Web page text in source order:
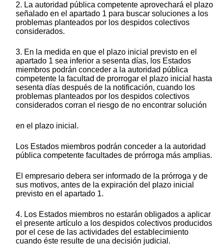
2. La autoridad pública competente aprovechará el plazo
señalado en el apartado 1 para buscar soluciones a los
problemas planteados por los despidos colectivos
considerados.
3. En la medida en que el plazo inicial previsto en el
apartado 1 sea inferior a sesenta días, los Estados
miembros podrán conceder a la autoridad pública
competente la facultad de prorrogar el plazo inicial hasta
sesenta días después de la notificación, cuando los
problemas planteados por los despidos colectivos
considerados corran el riesgo de no encontrar solución
en el plazo inicial.
Los Estados miembros podrán conceder a la autoridad
pública competente facultades de prórroga más amplias.
El empresario debera ser informado de la prórroga y de
sus motivos, antes de la expiración del plazo inicial
previsto en el apartado 1.
4. Los Estados miembros no estarán obligados a aplicar
el presente artículo a los despidos colectivos producidos
por el cese de las actividades del establecimiento
cuando éste resulte de una decisión judicial.